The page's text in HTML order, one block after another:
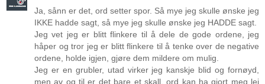
Ja, sånn er det, ord setter spor. Så mye jeg skulle ønske jeg
IKKE hadde sagt, så mye jeg skulle ønske jeg HADDE sagt.
Jeg vet jeg er blitt flinkere til å dele de gode ordene, jeg
håper og tror jeg er blitt flinkere til å tenke over de negative
ordene, holde igjen, gjøre dem mildere om mulig.
Jeg er en grubler, utad virker jeg kanskje blid og fornøyd,
men av og til er det bare et skall, ord kan ha gjort meg lei